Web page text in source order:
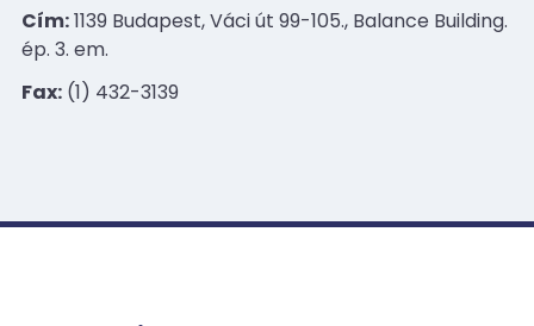
Cím:1139 Budapest, Váci út 99-105., Balance Building.
ép. 3. em.
Fax: (1) 432-3139